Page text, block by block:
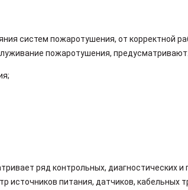
систем пожаротушения, от корректной
пожаротушения, предусматривают:
ряд контрольных, диагностических
питания, датчиков, кабельных